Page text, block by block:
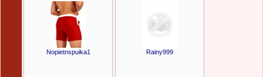
Nopietnspuika1 Rainy999